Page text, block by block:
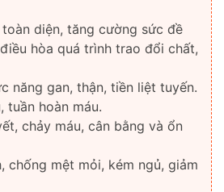
diện, tăng cường sức đề
hòa quá trình trao đổi chất,
năng gan, thận, tiền liệt tuyến.
tuần hoàn máu.
chảy máu, cân bằng và ổn
chống mệt mỏi, kém ngủ, giảm